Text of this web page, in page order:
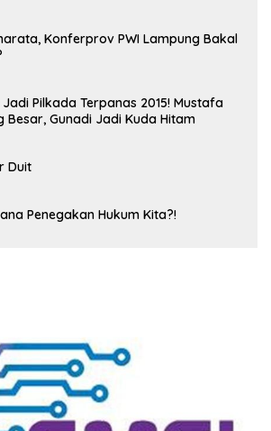
Konferprov PWI Lampung Bakal
Pilkada Terpanas 2015! Mustafa
Besar, Gunadi Jadi Kuda Hitam
Duit
Penegakan Hukum Kita?!